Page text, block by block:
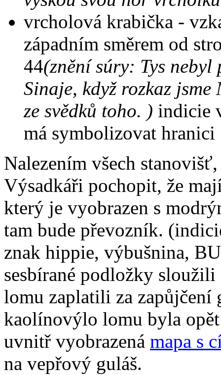
vrcholová krabička -
západním směrem od
44(znění súry: Tys
Sinaje, když rozkaz
ze svědků toho. ) indicie
má symbolizovat hranici
Nalezením všech
Výsadkáři pochopit, že
který je vyobrazen s
tam bude převozník.
znak hippie, výbušnina,
sesbírané podložky
lomu zaplatili za zapůjčení
kaolínovýlo lomu byla
uvnitř vyobrazená mapa s
na vepřový guláš.